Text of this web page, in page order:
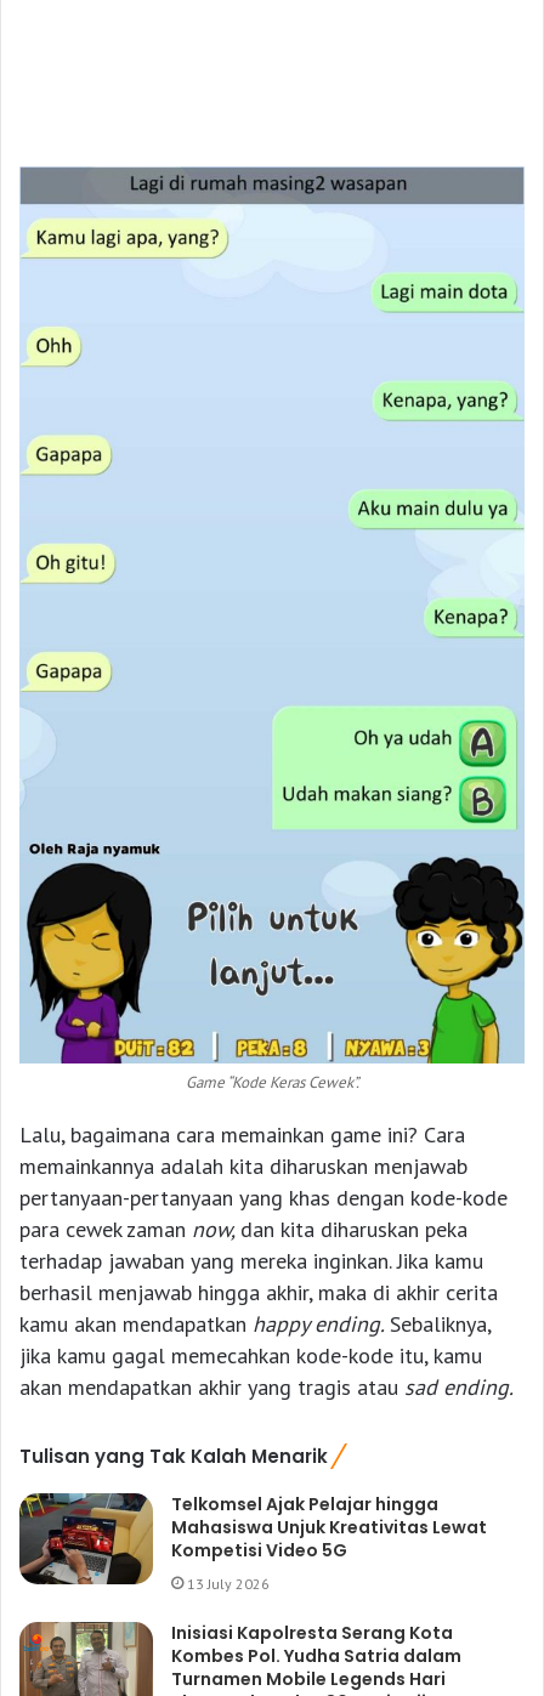
Game “Kode Keras Cewek”.
Lalu, bagaimana cara memainkan game ini? Cara
memainkannya adalah kita diharuskan menjawab
pertanyaan-pertanyaan yang khas dengan kode-kode
para cewek zaman now, dan kita diharuskan peka
terhadap jawaban yang mereka inginkan. Jika kamu
berhasil menjawab hingga akhir, maka di akhir cerita
kamu akan mendapatkan happy ending. Sebaliknya,
jika kamu gagal memecahkan kode-kode itu, kamu
akan mendapatkan akhir yang tragis atau sad ending.
Tulisan yang Tak Kalah Menarik
Telkomsel Ajak Pelajar hingga
Mahasiswa Unjuk Kreativitas Lewat
Kompetisi Video 5G
13 July 2026
Inisiasi Kapolresta Serang Kota
Kombes Pol. Yudha Satria dalam
Turnamen Mobile Legends Hari